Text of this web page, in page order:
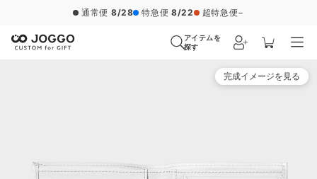
通常便 8/28 特急便 8/22 超特急便−
アイテムを
探す
完成イメージを見る